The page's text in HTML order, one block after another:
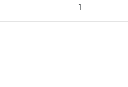
1